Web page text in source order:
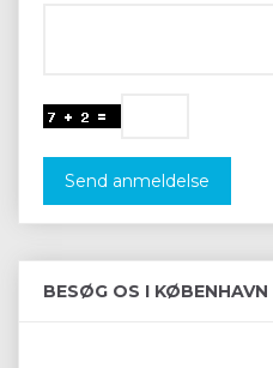
Send anmeldelse
BESØG OS I KØBENHAVN